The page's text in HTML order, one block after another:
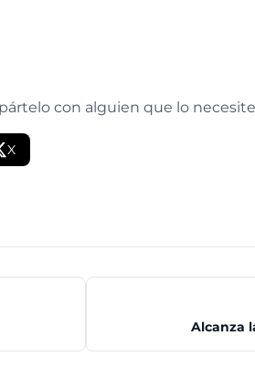
con alguien que lo
X
Alcanza